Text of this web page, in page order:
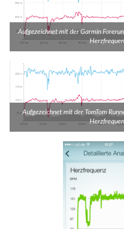
Aufgezeichnet mit der Garmin
Aufgezeichnet mit der TomTom